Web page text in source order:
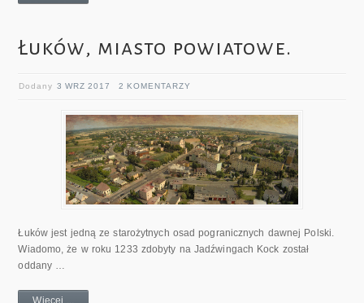
Łuków, miasto powiatowe.
Dodany3 WRZ 2017 2 KOMENTARZY
Łuków jest jedną ze starożytnych osad pogranicznych dawnej Polski.
Wiadomo, że w roku 1233 zdobyty na Jadźwingach Kock został
oddany …
Więcej ...